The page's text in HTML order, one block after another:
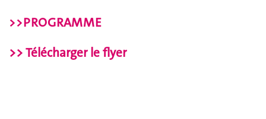
>>PROGRAMME
>> Télécharger le flyer